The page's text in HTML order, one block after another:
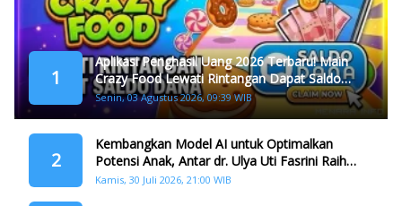
1
Aplikasi Penghasil Uang 2026 Terbaru! Main
Crazy Food Lewati Rintangan Dapat Saldo
Dana
Senin, 03 Agustus 2026, 09:39 WIB
2
Kembangkan Model AI untuk Optimalkan
Potensi Anak, Antar dr. Ulya Uti Fasrini Raih
Gelar Doktor
Kamis, 30 Juli 2026, 21:00 WIB